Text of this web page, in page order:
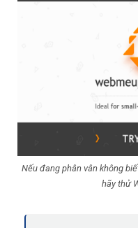
Nếu đang phân vân không
hãy thử